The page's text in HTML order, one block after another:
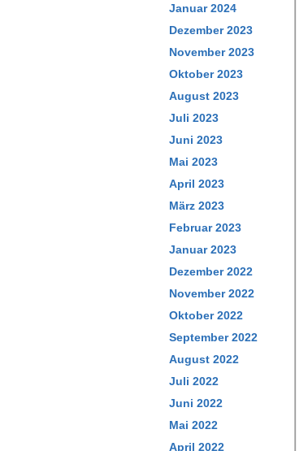
Januar 2024
Dezember 2023
November 2023
Oktober 2023
August 2023
Juli 2023
Juni 2023
Mai 2023
April 2023
März 2023
Februar 2023
Januar 2023
Dezember 2022
November 2022
Oktober 2022
September 2022
August 2022
Juli 2022
Juni 2022
Mai 2022
April 2022